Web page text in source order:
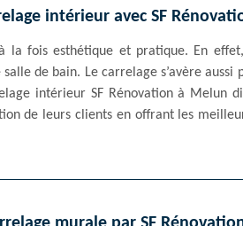
intérieur avec SF
la fois esthétique et pratique. En
de bain. Le carrelage s’avère
intérieur SF Rénovation à Melun
de leurs clients en offrant les